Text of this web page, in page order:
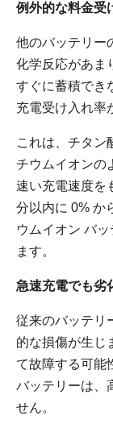
例外的な料金受
他のバッテリー
化学反応があま
すぐに蓄積でき
充電受け入れ率
これは、チタン
チウムイオンの
速い充電速度を
分以内に 0% か
ウムイオン バ
ます。
急速充電でも劣
従来のバッテリ
的な損傷が生じ
て故障する可能
バッテリーは、
せん。